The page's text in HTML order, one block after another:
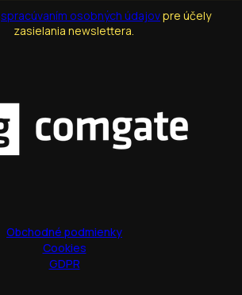
spracúvaním osobných údajovpre účely
zasielania newslettera.
Obchodné podmienky
Cookies
GDPR